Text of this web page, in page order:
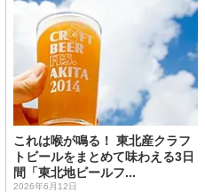
これは喉が鳴る！ 東北産クラフ
トビールをまとめて味わえる3日
間「東北地ビールフ...
2026年6月12日